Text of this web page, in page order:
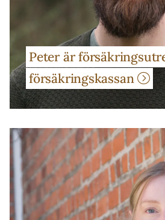
Peter är
försäkringskassan